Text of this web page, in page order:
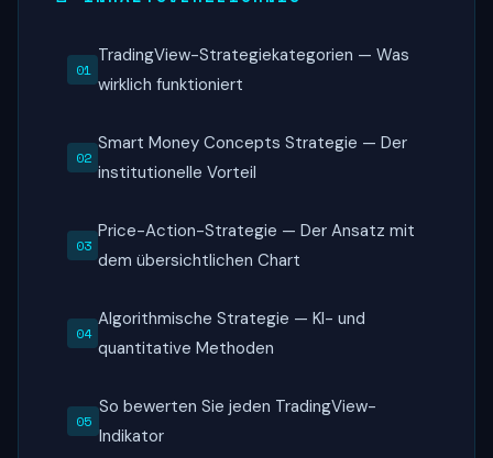
TradingView-Strategiekategorien — Was
wirklich funktioniert
Smart Money Concepts Strategie — Der
institutionelle Vorteil
Price-Action-Strategie — Der Ansatz mit
dem übersichtlichen Chart
Algorithmische Strategie — KI- und
quantitative Methoden
So bewerten Sie jeden TradingView-
Indikator